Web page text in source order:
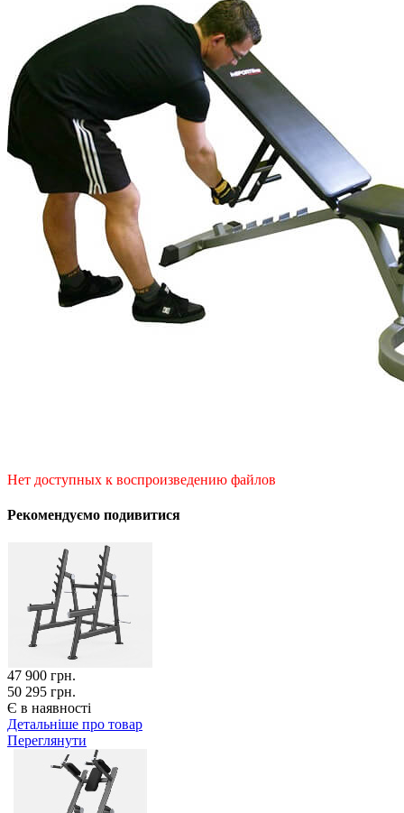
Нет доступных к воспроизведению файлов
Рекомендуємо подивитися
47 900 грн.
50 295 грн.
Є в наявності
Детальніше про товар
Переглянути